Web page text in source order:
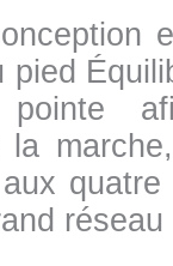
pied
la